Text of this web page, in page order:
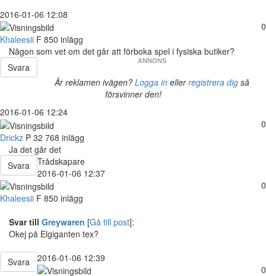
2016-01-06 12:08
0
Khaleesii F 850 inlägg
Någon som vet om det går att förboka spel i fysiska butiker?
Svara
ANNONS
Är reklamen ivägen? Logga inellerregistrera digså
försvinner den!
2016-01-06 12:24
0
Drickz P 32 768 inlägg
Ja det går det
Svara
Trådskapare
2016-01-06 12:37
0
Khaleesii F 850 inlägg
Svar till Greywaren [Gå till post]:
Okej på Elgiganten tex?
Svara
2016-01-06 12:39
0